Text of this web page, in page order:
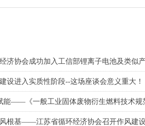
济协会成功加入工信部锂离子电池及类似
设进入实质性阶段--这场座谈会意义重大！
能——《一般工业固体废物衍生燃料技术
根基——江苏省循环经济协会召开作风建